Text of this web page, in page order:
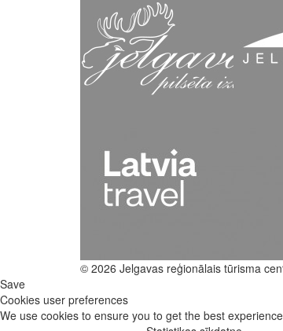
© 2026 Jelgavas reģionālais tūrisma
Save
Cookies user preferences
We use cookies to ensure you to get the best